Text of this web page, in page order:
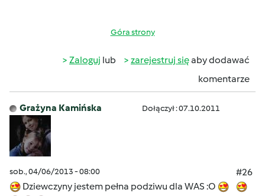
Góra strony
Zaloguj lub zarejestruj sięaby dodawać
komentarze
Grażyna Kamińska Dołączył : 07.10.2011
sob., 04/06/2013 - 08:00
#26
Dziewczyny jestem pełna podziwu dla WAS :O